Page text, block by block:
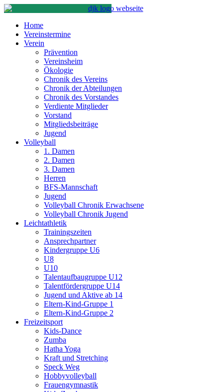
Home
Vereinstermine
Verein
Prävention
Vereinsheim
Ökologie
Chronik des Vereins
Chronik der Abteilungen
Chronik des Vorstandes
Verdiente Mitglieder
Vorstand
Mitgliedsbeiträge
Jugend
Volleyball
1. Damen
2. Damen
3. Damen
Herren
BFS-Mannschaft
Jugend
Volleyball Chronik Erwachsene
Volleyball Chronik Jugend
Leichtathletik
Trainingszeiten
Ansprechpartner
Kindergruppe U6
U8
U10
Talentaufbaugruppe U12
Talentfördergruppe U14
Jugend und Aktive ab 14
Eltern-Kind-Gruppe 1
Eltern-Kind-Gruppe 2
Freizeitsport
Kids-Dance
Zumba
Hatha Yoga
Kraft und Stretching
Speck Weg
Hobbyvolleyball
Frauengymnastik